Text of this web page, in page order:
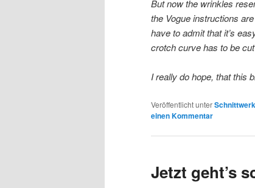
But now the wrinkles
the Vogue instructions
have to admit that it’s
crotch curve has to be
I really do hope, that this
Veröffentlicht unter
einen Kommentar
Jetzt geht’s